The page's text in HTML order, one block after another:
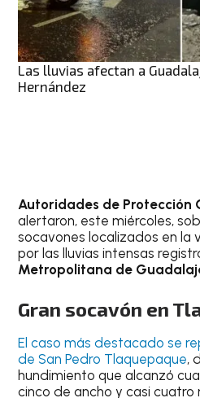
Las lluvias afectan a
Hernández
Autoridades de Protección
alertaron, este miércoles,
socavones localizados en la
por las lluvias intensas
Metropolitana de
Gran socavón en
El caso más destacado se
de San Pedro Tlaquepaque,
hundimiento que alcanzó
cinco de ancho y casi